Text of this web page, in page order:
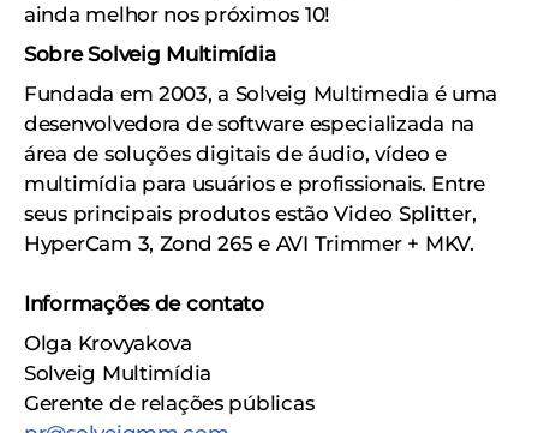
ainda melhor nos próximos 10!
Sobre Solveig Multimídia
Fundada em 2003, a Solveig Multimedia é uma
desenvolvedora de software especializada na
área de soluções digitais de áudio, vídeo e
multimídia para usuários e profissionais. Entre
seus principais produtos estão Video Splitter,
HyperCam 3, Zond 265 e AVI Trimmer + MKV.
Informações de contato
Olga Krovyakova
Solveig Multimídia
Gerente de relações públicas